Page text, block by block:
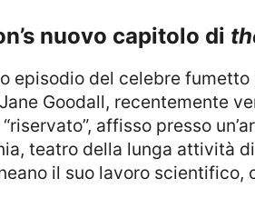
nuovo capitolo di
Goodall, recentemente
affisso presso
teatro della lunga attività
il suo lavoro scientifico,